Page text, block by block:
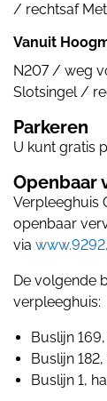
/ rechtsaf
Vanuit
N207 / weg
Slotsingel /
Parkeren
U kunt gratis
Openbaar
Verpleeghuis
openbaar
via
De volgende
verpleeghuis:
Buslijn
Buslijn
Buslijn 1,